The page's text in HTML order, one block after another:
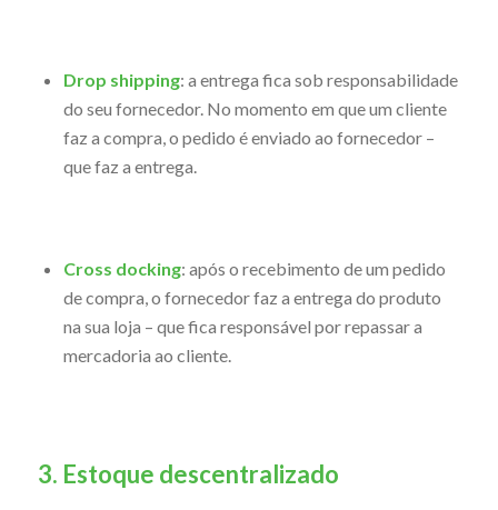
Drop shipping: a entrega fica sob responsabilidade
do seu fornecedor. No momento em que um cliente
faz a compra, o pedido é enviado ao fornecedor –
que faz a entrega.
Cross docking: após o recebimento de um pedido
de compra, o fornecedor faz a entrega do produto
na sua loja – que fica responsável por repassar a
mercadoria ao cliente.
3. Estoque descentralizado